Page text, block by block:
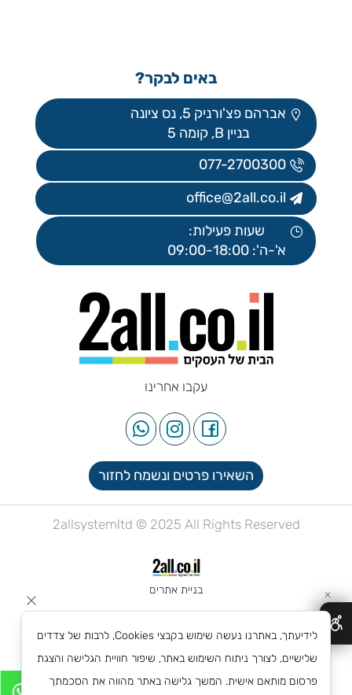
באים לבקר?
אברהם פצ'ורניק 5, נס ציונה
בניין B, קומה 5
077-2700300
office@2all.co.il
שעות פעילות:
א'-ה': 09:00-18:00
עקבו אחרינו
השאירו פרטים ונשמח לחזור
2allsystemltd © 2025 All Rights Reserved
בניית אתרים ✕
לידיעתך, באתרנו נעשה שימוש בקבצי Cookies, לרבות של צדדים
שלישיים, לצורך ניתוח השימוש באתר, שיפור חוויית הגלישה והצגת
פרסום מותאם אישית. המשך גלישה באתר מהווה את הסכמתך